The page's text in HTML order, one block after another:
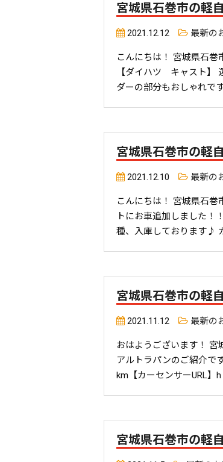
宮城県石巻市の軽
2021.12.12 最新の
こんにちは！ 宮城県石巻
【ダイハツ キャスト】
ダーの部分もおしゃれで
宮城県石巻市の軽
2021.12.10 最新の
こんにちは！ 宮城県石巻
トにお車追加しました！
種、入庫しております♪
宮城県石巻市の軽
2021.11.12 最新の
おはようございます！ 宮
アルトラパンのご紹介で
km【カーセンサーURL】h
宮城県石巻市の軽